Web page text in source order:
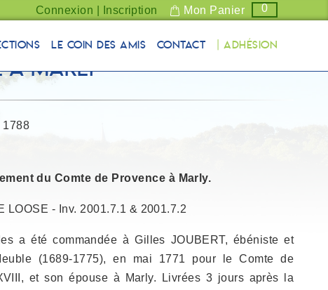
Connexion | Inscription Mon Panier 0
Le coin des Amis Contact | Adhésion
à Marly
1788
du Comte de Provence à Marly.
LOOSE - Inv. 2001.7.1 & 2001.7.2
a été commandée à Gilles JOUBERT, ébéniste et
(1689-1775), en mai 1771 pour le Comte de
et son épouse à Marly. Livrées 3 jours après la